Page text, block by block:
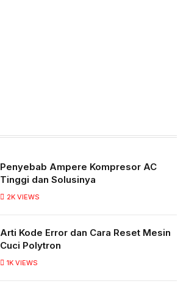
Penyebab Ampere Kompresor AC
Tinggi dan Solusinya
2K VIEWS
Arti Kode Error dan Cara Reset Mesin
Cuci Polytron
1K VIEWS